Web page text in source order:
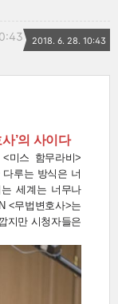
2018. 6. 28. 10:43
’의 사이다
미스 함무라비>
루는 방식은 너
세계는 너무나
<무법변호사>는
지만 시청자들은